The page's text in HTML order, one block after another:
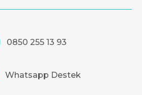
0850 255 13 93
Whatsapp Destek